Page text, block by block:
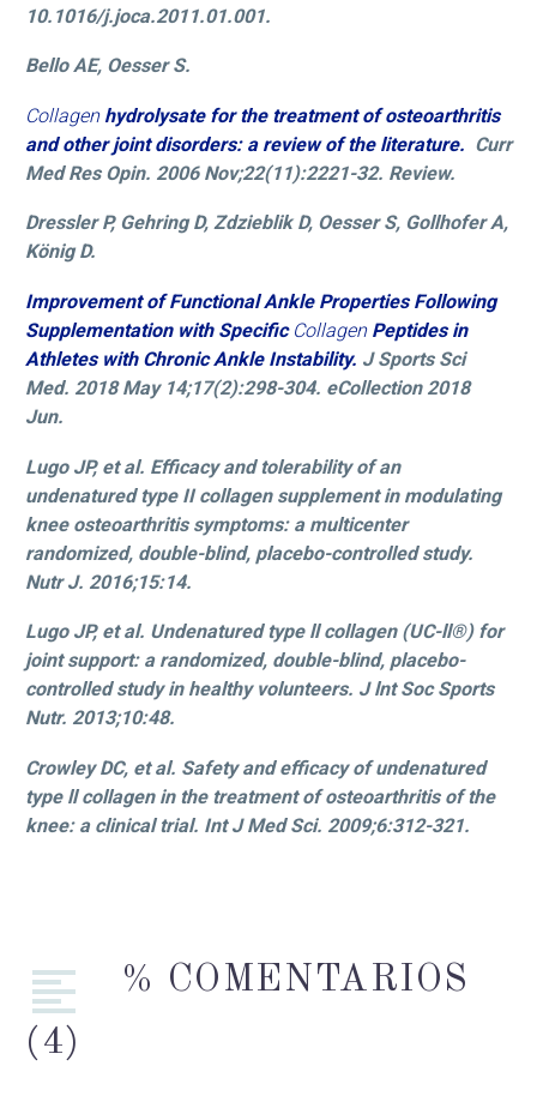
10.1016/j.joca.2011.01.001.
Bello AE, Oesser S.
Collagenhydrolysate for the treatment of osteoarthritis
and other joint disorders: a review of the literature. Curr
Med Res Opin. 2006 Nov;22(11):2221-32. Review.
Dressler P, Gehring D, Zdzieblik D, Oesser S, Gollhofer A,
König D.
Improvement of Functional Ankle Properties Following
Supplementation with Specific CollagenPeptides in
Athletes with Chronic Ankle Instability. J Sports Sci
Med. 2018 May 14;17(2):298-304. eCollection 2018
Jun.
Lugo JP, et al. Efficacy and tolerability of an
undenatured type II collagen supplement in modulating
knee osteoarthritis symptoms: a multicenter
randomized, double-blind, placebo-controlled study.
Nutr J. 2016;15:14.
Lugo JP, et al. Undenatured type ll collagen (UC-ll®) for
joint support: a randomized, double-blind, placebo-
controlled study in healthy volunteers. J lnt Soc Sports
Nutr. 2013;10:48.
Crowley DC, et al. Safety and efficacy of undenatured
type ll collagen in the treatment of osteoarthritis of the
knee: a clinical trial. Int J Med Sci. 2009;6:312-321.
% COMENTARIOS
(4)